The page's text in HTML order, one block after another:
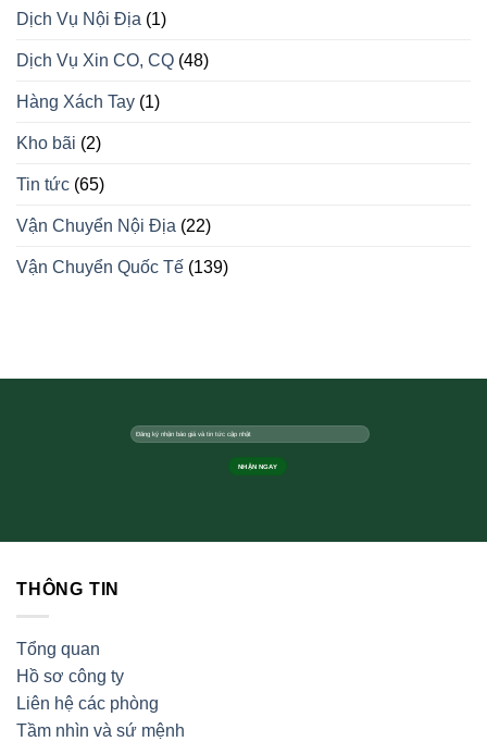
Dịch Vụ Nội Địa (1)
Dịch Vụ Xin CO, CQ (48)
Hàng Xách Tay (1)
Kho bãi (2)
Tin tức (65)
Vận Chuyển Nội Địa (22)
Vận Chuyển Quốc Tế (139)
THÔNG TIN
Tổng quan
Hồ sơ công ty
Liên hệ các phòng
Tầm nhìn và sứ mệnh